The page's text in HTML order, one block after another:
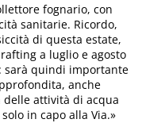
fognario, con
sanitarie. Ricordo,
di questa estate,
a luglio e agosto
sarà quindi importante
anche
delle attività di acqua
in capo alla Via.»